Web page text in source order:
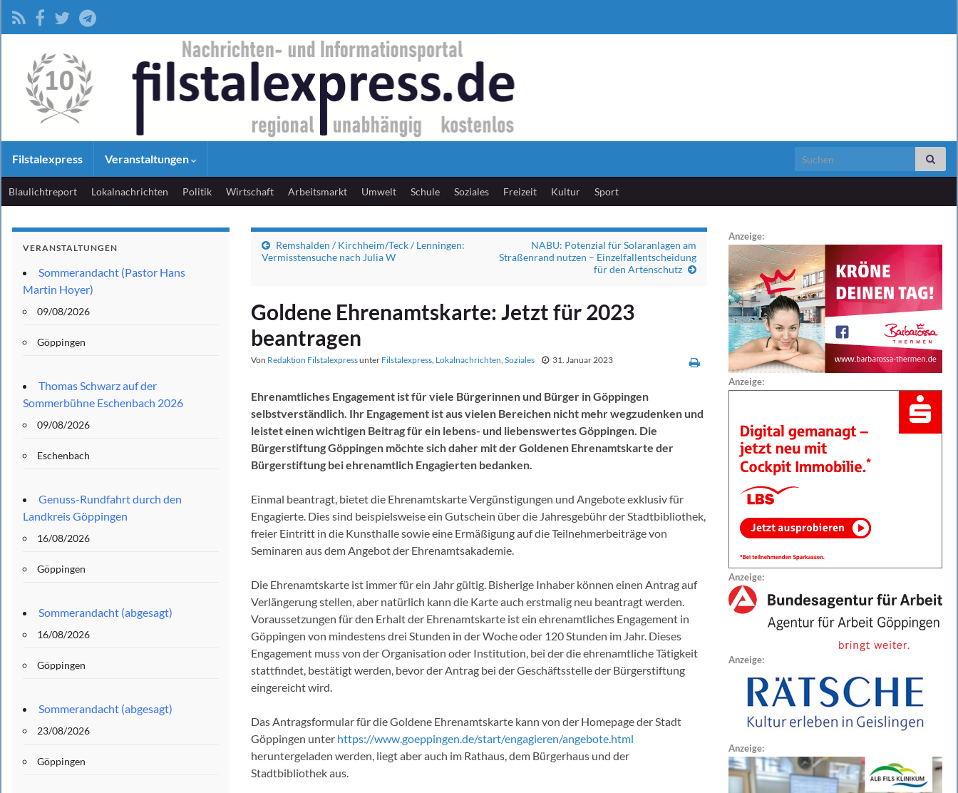
Filstalexpress Veranstaltungen Search for:
Blaulichtreport Lokalnachrichten Politik Wirtschaft Arbeitsmarkt Umwelt Schule Soziales Freizeit Kultur Sport
Remshalden / Kirchheim/Teck / Lenningen:
Vermisstensuche nach Julia W
NABU: Potenzial für Solaranlagen am
Straßenrand nutzen – Einzelfallentscheidung
für den Artenschutz
Goldene Ehrenamtskarte: Jetzt für 2023
beantragen
Von Redaktion Filstalexpressunter Filstalexpress, Lokalnachrichten, Soziales 31. Januar 2023
Ehrenamtliches Engagement ist für viele Bürgerinnen und Bürger in Göppingen
selbstverständlich. Ihr Engagement ist aus vielen Bereichen nicht mehr wegzudenken und
leistet einen wichtigen Beitrag für ein lebens- und liebenswertes Göppingen. Die
Bürgerstiftung Göppingen möchte sich daher mit der Goldenen Ehrenamtskarte der
Bürgerstiftung bei ehrenamtlich Engagierten bedanken.
Einmal beantragt, bietet die Ehrenamtskarte Vergünstigungen und Angebote exklusiv für
Engagierte. Dies sind beispielsweise ein Gutschein über die Jahresgebühr der Stadtbibliothek,
freier Eintritt in die Kunsthalle sowie eine Ermäßigung auf die Teilnehmerbeiträge von
Seminaren aus dem Angebot der Ehrenamtsakademie.
Die Ehrenamtskarte ist immer für ein Jahr gültig. Bisherige Inhaber können einen Antrag auf
Verlängerung stellen, aber natürlich kann die Karte auch erstmalig neu beantragt werden.
Voraussetzungen für den Erhalt der Ehrenamtskarte ist ein ehrenamtliches Engagement in
Göppingen von mindestens drei Stunden in der Woche oder 120 Stunden im Jahr. Dieses
Engagement muss von der Organisation oder Institution, bei der die ehrenamtliche Tätigkeit
stattfindet, bestätigt werden, bevor der Antrag bei der Geschäftsstelle der Bürgerstiftung
eingereicht wird.
Das Antragsformular für die Goldene Ehrenamtskarte kann von der Homepage der Stadt
Göppingen unter https://www.goeppingen.de/start/engagieren/angebote.html
heruntergeladen werden, liegt aber auch im Rathaus, dem Bürgerhaus und der
Stadtbibliothek aus.
VERANSTALTUNGEN
Sommerandacht (Pastor Hans
Martin Hoyer)
09/08/2026
Göppingen
Thomas Schwarz auf der
Sommerbühne Eschenbach 2026
09/08/2026
Eschenbach
Genuss-Rundfahrt durch den
Landkreis Göppingen
16/08/2026
Göppingen
Sommerandacht (abgesagt)
16/08/2026
Göppingen
Sommerandacht (abgesagt)
23/08/2026
Göppingen
Anzeige:
Anzeige:
Anzeige:
Anzeige:
Anzeige: